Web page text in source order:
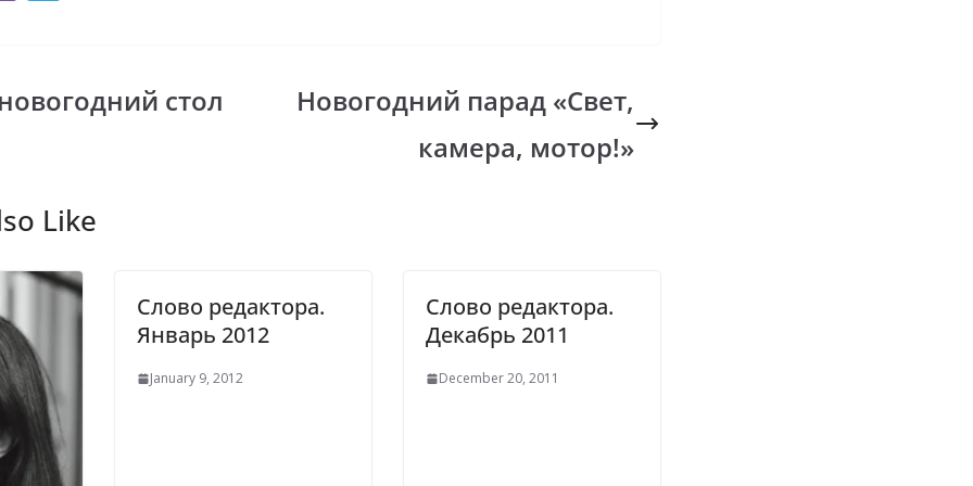
gr
a стол
Новогодний парад «Свет,
камера, мотор!»
Like
Слово редактора.
Январь 2012
January 9, 2012
Слово редактора.
Декабрь 2011
December 20, 2011